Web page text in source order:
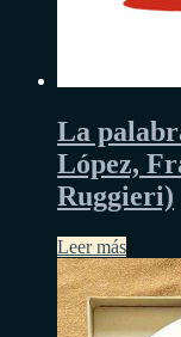
La
López,
Ruggieri)
Leer más